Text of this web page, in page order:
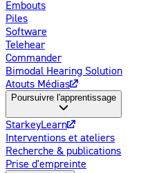
Embouts
Piles
Software
Telehear
Commander
Bimodal Hearing Solution
Atouts Médias
Poursuivre l'apprentissage
StarkeyLearn
Interventions et ateliers
Recherche & publications
Prise d'empreinte